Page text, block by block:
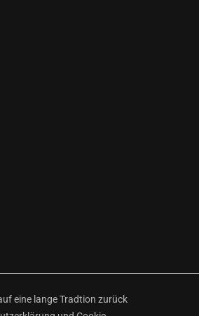
eine lange Tradtion zurück